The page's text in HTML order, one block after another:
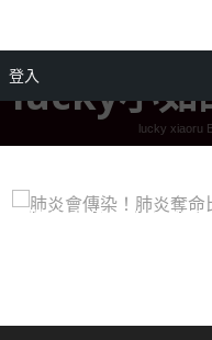
lucky小如
lucky xiaoru
肺炎會傳染！肺炎奪
登入